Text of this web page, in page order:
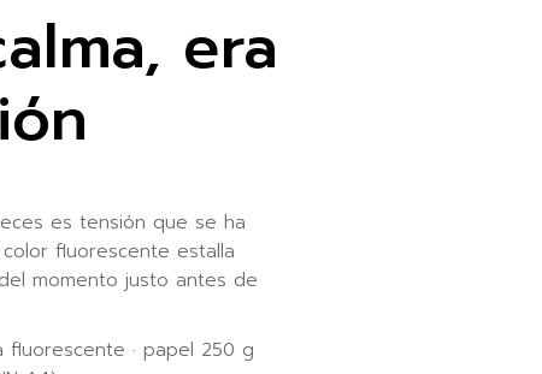
era
es tensión que se ha
fluorescente estalla
momento justo antes de
fluorescente · papel 250 g